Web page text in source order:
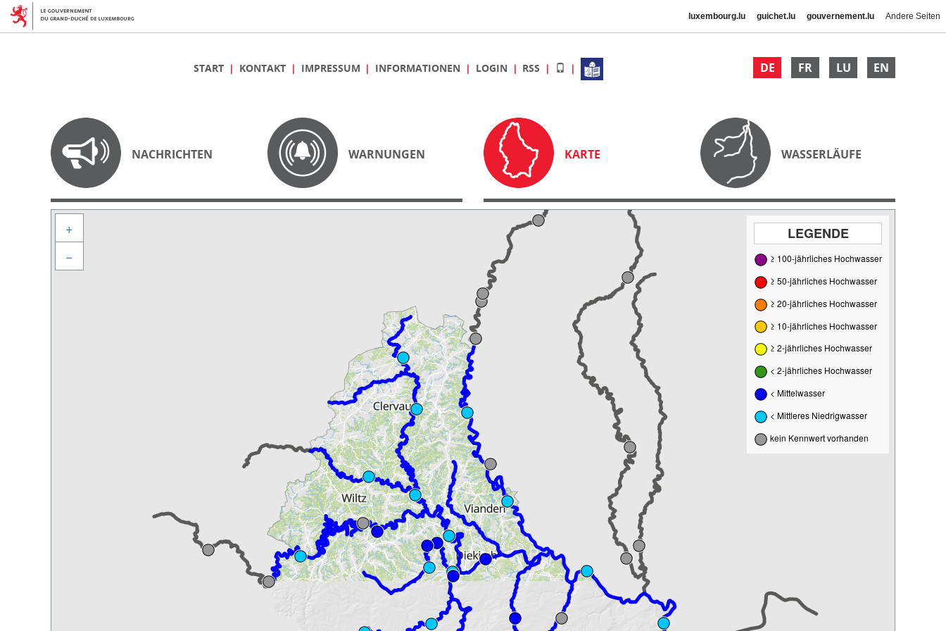
luxembourg.lu guichet.lu gouvernement.lu Andere Seiten
DE FR LU EN
START KONTAKT IMPRESSUM INFORMATIONEN LOGIN RSS
NACHRICHTEN WARNUNGEN KARTE WASSERLÄUFE
LEGENDE
≥ 100-jährliches Hochwasser
≥ 50-jährliches Hochwasser
≥ 20-jährliches Hochwasser
≥ 10-jährliches Hochwasser
≥ 2-jährliches Hochwasser
< 2-jährliches Hochwasser
< Mittelwasser
< Mittleres Niedrigwasser
kein Kennwert vorhanden
+
−